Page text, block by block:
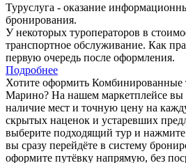
Туруслуга - оказание
бронирования.
У некоторых туроператоров в
транспортное обслуживание. Как
первую очередь после оформления.
Подробнее
Хотите оформить
Марино? На нашем маркетплейсе вы
наличие мест и точную цену на
скрытых наценок и устаревших
выберите подходящий тур и
вы сразу перейдёте в систему
оформите путёвку напрямую, без